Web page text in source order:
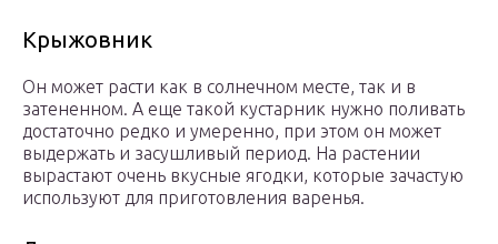
Крыжовник
Он может расти как в солнечном месте, так и в
затененном. А еще такой кустарник нужно поливать
достаточно редко и умеренно, при этом он может
выдержать и засушливый период. На растении
вырастают очень вкусные ягодки, которые зачастую
используют для приготовления варенья.